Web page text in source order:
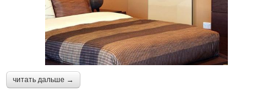
читать дальше →